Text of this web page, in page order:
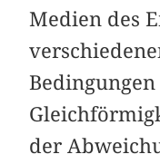
Medien des
der